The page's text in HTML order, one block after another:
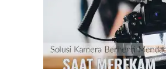
Cara
Simpan
Foto
Di
HP